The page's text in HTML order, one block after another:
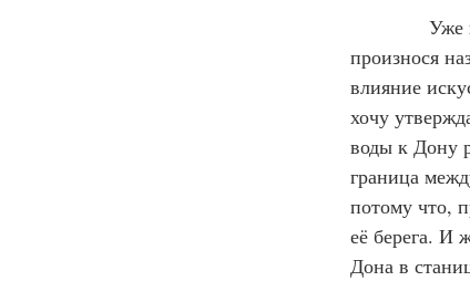
Уже
произнося
влияние
хочу
воды к Дону
граница
потому что,
её берега. И
Дона в